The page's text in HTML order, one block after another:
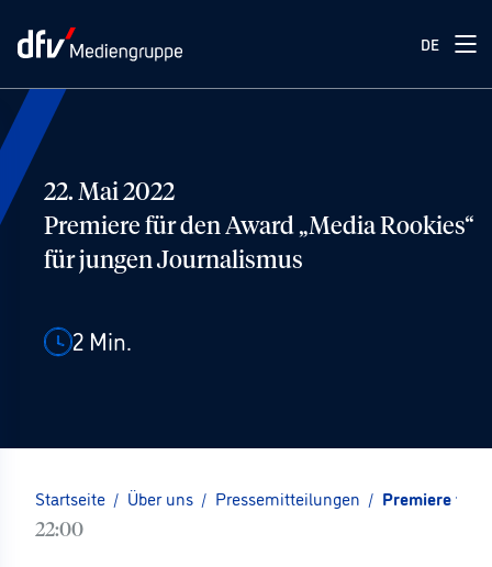
DE
22. Mai 2022
Premiere für den Award „Media Rookies“
für jungen Journalismus
2 Min.
Startseite / Über uns / Pressemitteilungen / Premiere für
22:00